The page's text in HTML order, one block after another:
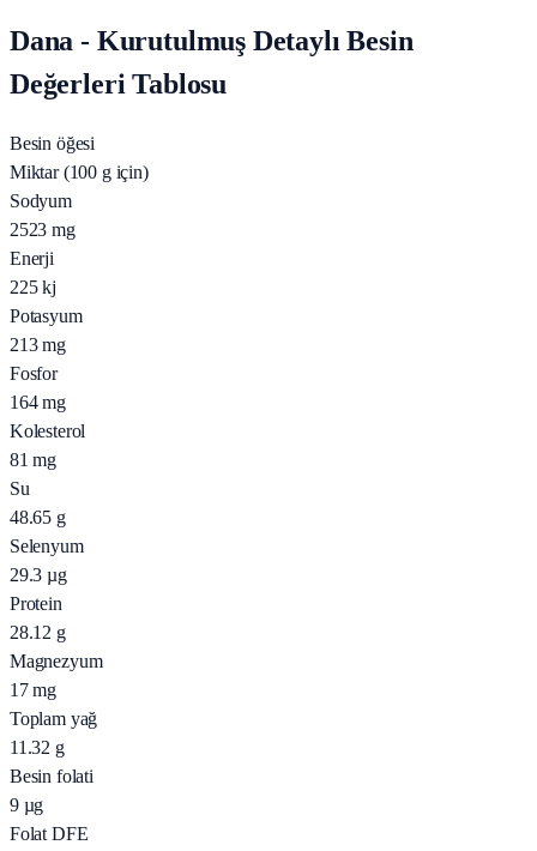
Dana - Kurutulmuş Detaylı Besin
Değerleri Tablosu
Besin öğesi
Miktar (100 g için)
Sodyum
2523 mg
Enerji
225 kj
Potasyum
213 mg
Fosfor
164 mg
Kolesterol
81 mg
Su
48.65 g
Selenyum
29.3 µg
Protein
28.12 g
Magnezyum
17 mg
Toplam yağ
11.32 g
Besin folati
9 µg
Folat DFE